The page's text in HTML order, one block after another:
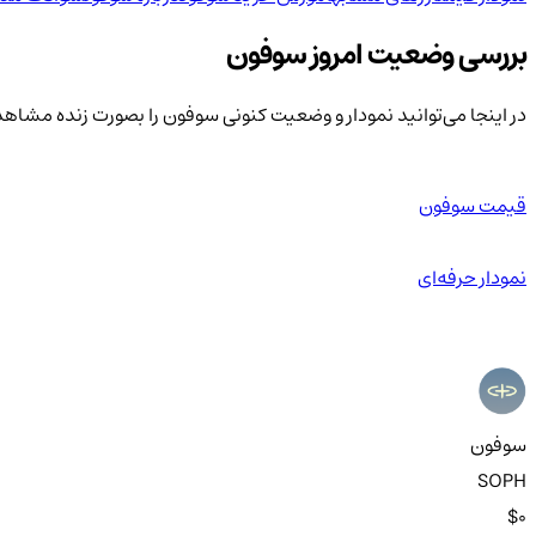
بررسی وضعیت امروز سوفون
در اینجا می‌توانید نمودار و وضعیت کنونی سوفون را بصورت زنده
قیمت سوفون
نمودار حرفه‌ای
سوفون
SOPH
$0